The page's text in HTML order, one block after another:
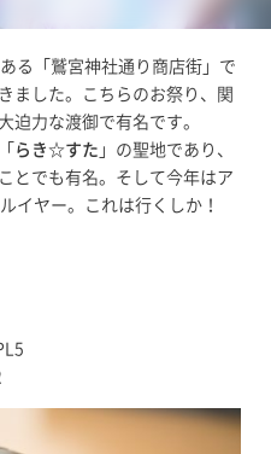
る「鷲宮神社通り商店街」で
ました。こちらのお祭り、関
迫力な渡御で有名です。
らき☆すた 」の聖地であり、
とでも有名。そして今年はア
イヤー。これは行くしか！